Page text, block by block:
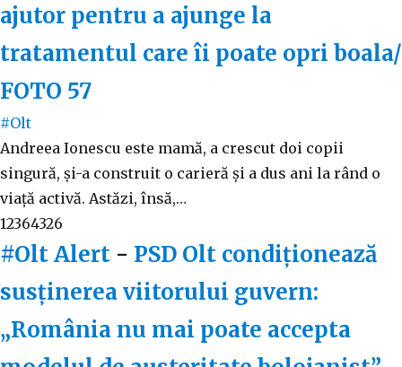
ajutor pentru a ajunge la
tratamentul care îi poate opri boala/
FOTO 57
#Olt
Andreea Ionescu este mamă, a crescut doi copii
singură, și-a construit o carieră și a dus ani la rând o
viață activă. Astăzi, însă,…
12364326
#Olt Alert - PSD Olt condiționează
susținerea viitorului guvern:
„România nu mai poate accepta